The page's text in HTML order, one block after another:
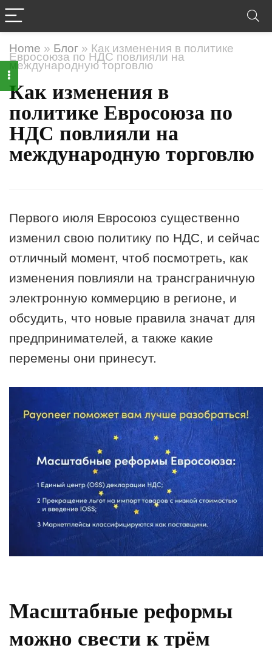
Home » Блог » Как изменения в политике
Евросоюза по НДС повлияли на
международную торговлю
Как изменения в
политике Евросоюза по
НДС повлияли на
международную торговлю
Первого июля Евросоюз существенно
изменил свою политику по НДС, и сейчас
отличный момент, чтоб посмотреть, как
изменения повлияли на трансграничную
электронную коммерцию в регионе, и
обсудить, что новые правила значат для
предпринимателей, а также какие
перемены они принесут.
Масштабные реформы
можно свести к трём